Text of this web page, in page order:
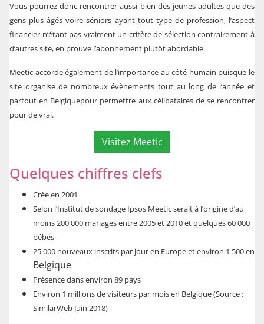
Vous pourrez donc rencontrer aussi bien des jeunes adultes que des
gens plus âgés voire séniors ayant tout type de profession, l’aspect
financier n’étant pas vraiment un critère de sélection contrairement à
d’autres site, en prouve l’abonnement plutôt abordable.
Meetic accorde également de l’importance au côté humain puisque le
site organise de nombreux évènements tout au long de l’année et
partout en Belgiquepour permettre aux célibataires de se rencontrer
pour de vrai.
Visitez Meetic
Quelques chiffres clefs
Crée en 2001
Selon l’Institut de sondage Ipsos Meetic serait à l’origine d’au
moins 200 000 mariages entre 2005 et 2010 et quelques 60 000
bébés
25 000 nouveaux inscrits par jour en Europe et environ 1 500 en
Belgique
Présence dans environ 89 pays
Environ 1 millions de visiteurs par mois en Belgique (Source :
SimilarWeb Juin 2018)